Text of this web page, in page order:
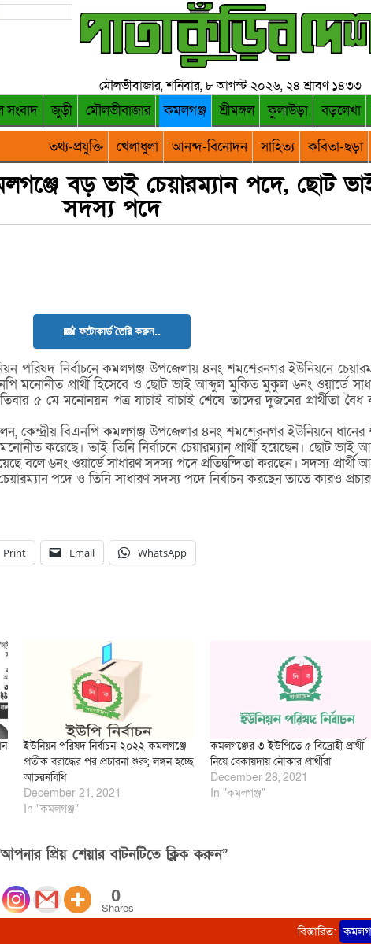
মৌলভীবাজার, শনিবার, ৮ আগস্ট ২০২৬, ২৪ শ্রাবণ ১৪৩৩
জুড়ী মৌলভীবাজার কমলগঞ্জ শ্রীমঙ্গল কুলাউড়া বড়লেখা
তথ্য-প্রযুক্তি
খেলাধুলা আনন্দ-বিনোদন সাহিত্য কবিতা-ছড়া
বড় ভাই চেয়ারম্যান পদে, ছোট
সদস্য পদে
📸 ফটোকার্ড তৈরি করুন..
পরিষদ নির্বাচনে কমলগঞ্জ উপজেলায় ৪নং শমশেরনগর ইউনিয়নে
মনোনীত প্রার্থী হিসেবে ও ছোট ভাই আব্দুল মুকিত মুকুল ৬নং ওয়ার্ডে
৫ মে মনোনয়ন পত্র যাচাই বাচাই শেষে তাদের দুজনের প্রার্থীতা বৈধ
কেন্দ্রীয় বিএনপি কমলগঞ্জ উপজেলার ৪নং শমশেরনগর ইউনিয়নে ধানের
করেছে। তাই তিনি নির্বাচনে চেয়ারম্যান প্রার্থী হয়েছেন। ছোট ভাই
বলে ৬নং ওয়ার্ডে সাধারণ সদস্য পদে প্রতিদ্বন্দিতা করছেন। সদস্য প্রার্থী
পদে ও তিনি সাধারণ সদস্য পদে নির্বাচন করছেন তাতে কারও
Print Email WhatsApp
ইউনিয়ন পরিষদ নির্বাচন-২০২২ কমলগঞ্জে
প্রতীক বরাদ্ধের পর প্রচারনা শুরু; লঙ্গন হচ্ছে
আচরনবিধি
December 21, 2021
In "কমলগঞ্জ"
কমলগঞ্জের ৩ ইউপিতে ৫ বিদ্রোহী প্রার্থী
নিয়ে বেকায়দায় নৌকার প্রার্থীরা
December 28, 2021
In "কমলগঞ্জ"
প্রিয় শেয়ার বাটনটিতে ক্লিক করুন”
0
Shares
বিস্তারিত: